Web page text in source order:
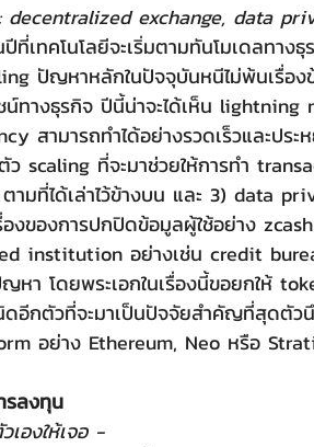
decentralized exchange, data
ปัญหาหลักในปัจจุบันหนีไม่พ้นเรื่อ
ชน์ทางธุรกิจ ปีนี้น่าจะได้เห็น
สามารถทำได้อย่างรวดเร็วและประ
scaling ที่จะมาช่วยให้การทำ
มที่ได้เล่าไว้ข้างบน และ 3) data
งของการปกปิดข้อมูลผู้ใช้อย่าง
institution อย่างเช่น credit
หา โดยพระเอกในเรื่องนี้ขอยกให้
อีกตัวที่จะมาเป็นปัจจัยสำคัญที่สุดตัว
อย่าง Ethereum, Neo หรือ
รลงทุน
เองให้เจอ -